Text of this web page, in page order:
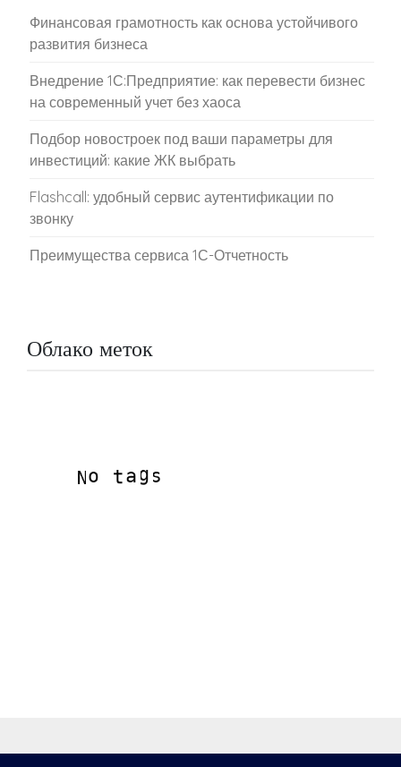
Финансовая грамотность как основа устойчивого
развития бизнеса
Внедрение 1С:Предприятие: как перевести бизнес
на современный учет без хаоса
Подбор новостроек под ваши параметры для
инвестиций: какие ЖК выбрать
Flashcall: удобный сервис аутентификации по
звонку
Преимущества сервиса 1С-Отчетность
Облако меток